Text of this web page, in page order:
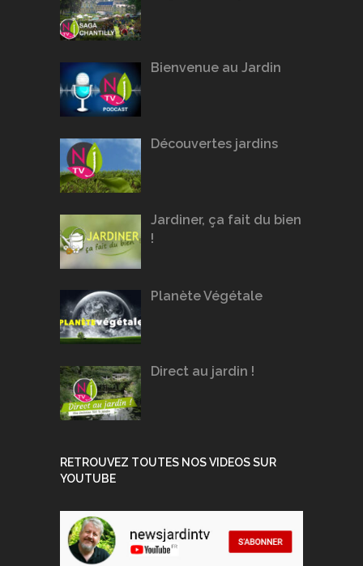
Bienvenue au Jardin
Découvertes jardins
Jardiner, ça fait du bien
!
Planète Végétale
Direct au jardin !
RETROUVEZ TOUTES NOS VIDEOS SUR
YOUTUBE